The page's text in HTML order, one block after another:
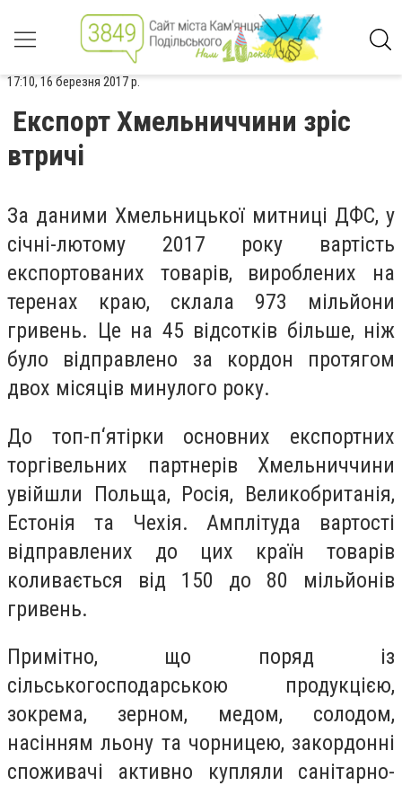
17:10, 16 березня 2017 р.
Експорт Хмельниччини зріс
втричі
За даними Хмельницької митниці ДФС, у
січні-лютому 2017 року вартість
експортованих товарів, вироблених на
теренах краю, склала 973 мільйони
гривень. Це на 45 відсотків більше, ніж
було відправлено за кордон протягом
двох місяців минулого року.
До топ-п‘ятірки основних експортних
торгівельних партнерів Хмельниччини
увійшли Польща, Росія, Великобританія,
Естонія та Чехія. Амплітуда вартості
відправлених до цих країн товарів
коливається від 150 до 80 мільйонів
гривень.
Примітно, що поряд із
сільськогосподарською продукцією,
зокрема, зерном, медом, солодом,
насінням льону та чорницею, закордонні
споживачі активно купляли санітарно-